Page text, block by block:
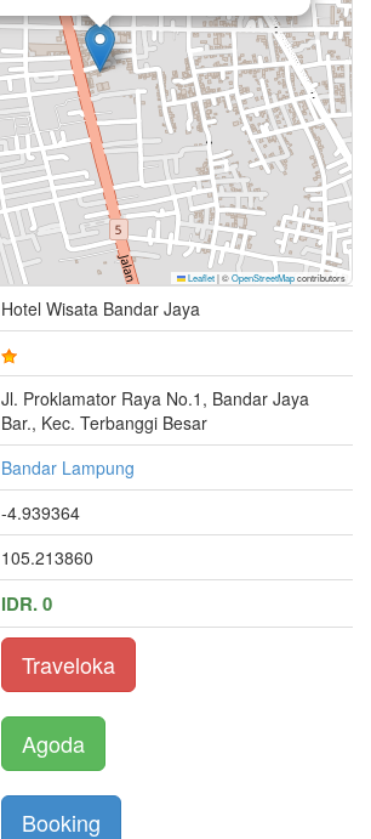
Leaflet|©OpenStreetMapcontributors
Hotel Wisata Bandar Jaya
Jl. Proklamator Raya No.1, Bandar Jaya
Bar., Kec. Terbanggi Besar
Bandar Lampung
-4.939364
105.213860
IDR. 0
Traveloka
Agoda
Booking